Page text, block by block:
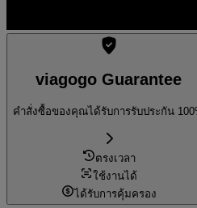
viagogo Guarantee
คำสั่งซื้อของคุณได้รับการรับประกัน
ตรงเวลา
ใช้งานได้
ได้รับการคุ้มครอง